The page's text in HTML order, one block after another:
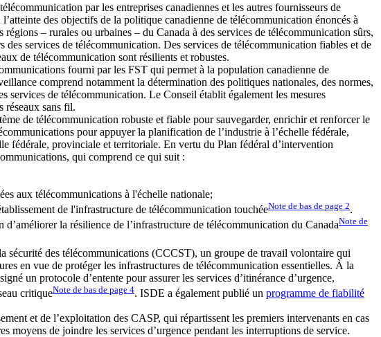
par les entreprises canadiennes et les autres fournisseurs de
des objectifs de la politique canadienne de télécommunication énoncés à
– rurales ou urbaines – du Canada à des services de télécommunication sûrs,
des services de télécommunication. Des services de télécommunication fiables et de
de télécommunication sont résilients et robustes.
fourni par les FST qui permet à la population canadienne de
comprend notamment la détermination des politiques nationales, des normes,
services de télécommunication. Le Conseil établit également les mesures
réseaux sans fil.
de télécommunication robuste et fiable pour sauvegarder, enrichir et renforcer le
pour appuyer la planification de l’industrie à l’échelle fédérale,
fédérale, provinciale et territoriale. En vertu du Plan fédéral d’intervention
qui comprend ce qui suit :
aux télécommunications à l'échelle nationale;
de l'infrastructure de télécommunication touchéeNote de bas de page 2.
la résilience de l’infrastructure de télécommunication du CanadaNote de
sécurité des télécommunications (CCCST), un groupe de travail volontaire qui
en vue de protéger les infrastructures de télécommunication essentielles. À la
un protocole d’entente pour assurer les services d’itinérance d’urgence,
critiqueNote de bas de page 4. ISDE a également publié un programme de fiabilité
et de l’exploitation des CASP, qui répartissent les premiers intervenants en cas
moyens de joindre les services d’urgence pendant les interruptions de service.